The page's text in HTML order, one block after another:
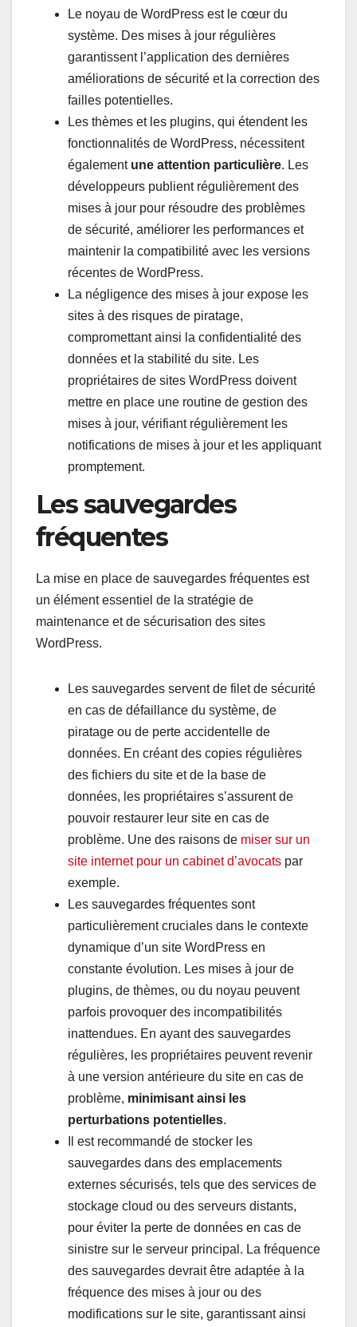
Le noyau de WordPress est le cœur du
système. Des mises à jour régulières
garantissent l’application des dernières
améliorations de sécurité et la correction des
failles potentielles.
Les thèmes et les plugins, qui étendent les
fonctionnalités de WordPress, nécessitent
également une attention particulière. Les
développeurs publient régulièrement des
mises à jour pour résoudre des problèmes
de sécurité, améliorer les performances et
maintenir la compatibilité avec les versions
récentes de WordPress.
La négligence des mises à jour expose les
sites à des risques de piratage,
compromettant ainsi la confidentialité des
données et la stabilité du site. Les
propriétaires de sites WordPress doivent
mettre en place une routine de gestion des
mises à jour, vérifiant régulièrement les
notifications de mises à jour et les appliquant
promptement.
Les sauvegardes
fréquentes
La mise en place de sauvegardes fréquentes est
un élément essentiel de la stratégie de
maintenance et de sécurisation des sites
WordPress.
Les sauvegardes servent de filet de sécurité
en cas de défaillance du système, de
piratage ou de perte accidentelle de
données. En créant des copies régulières
des fichiers du site et de la base de
données, les propriétaires s’assurent de
pouvoir restaurer leur site en cas de
problème. Une des raisons de miser sur un
site internet pour un cabinet d’avocats par
exemple.
Les sauvegardes fréquentes sont
particulièrement cruciales dans le contexte
dynamique d’un site WordPress en
constante évolution. Les mises à jour de
plugins, de thèmes, ou du noyau peuvent
parfois provoquer des incompatibilités
inattendues. En ayant des sauvegardes
régulières, les propriétaires peuvent revenir
à une version antérieure du site en cas de
problème, minimisant ainsi les
perturbations potentielles.
Il est recommandé de stocker les
sauvegardes dans des emplacements
externes sécurisés, tels que des services de
stockage cloud ou des serveurs distants,
pour éviter la perte de données en cas de
sinistre sur le serveur principal. La fréquence
des sauvegardes devrait être adaptée à la
fréquence des mises à jour ou des
modifications sur le site, garantissant ainsi